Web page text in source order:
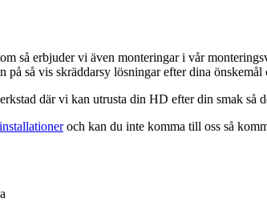
så erbjuder vi även monteringar i vår
så vis skräddarsy lösningar efter dina önskemål
där vi kan utrusta din HD efter din smak så
och kan du inte komma till oss så